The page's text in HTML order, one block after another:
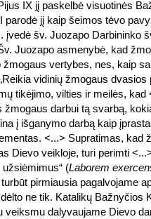
IX jį paskelbė visuotinės
parodė jį kaip šeimos tėvo
įvedė šv. Juozapo Darbininko
Juozapo asmenybė, kad
žmogaus vertybes, nes, kaip
vidinių žmogaus dvasios
tikėjimo, vilties ir meilės, kad
žmogaus darbui tą svarbą,
į išganymo darbą kaip
<...> Supratimas, kad
Dievo veikloje, turi perimti
(Laborem
pirmiausia pagalvojame
ne tik. Katalikų Bažnyčios
veiksmu dalyvaujame Dievo